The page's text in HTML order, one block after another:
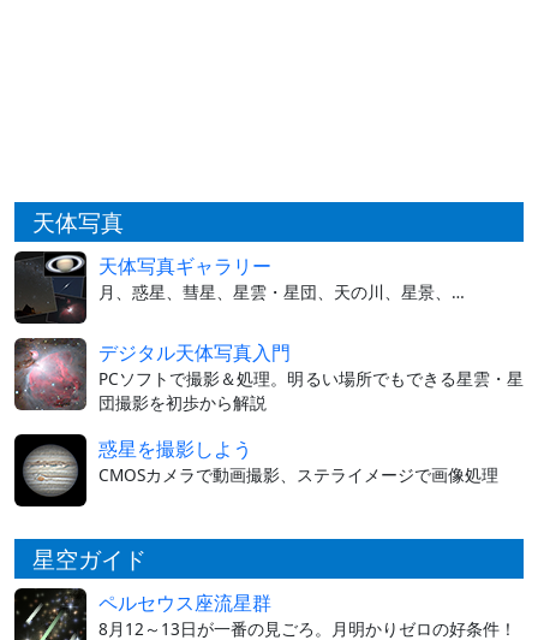
天体写真
天体写真ギャラリー
月、惑星、彗星、星雲・星団、天の川、星景、…
デジタル天体写真入門
PCソフトで撮影＆処理。明るい場所でもできる星雲・星
団撮影を初歩から解説
惑星を撮影しよう
CMOSカメラで動画撮影、ステライメージで画像処理
星空ガイド
ペルセウス座流星群
8月12～13日が一番の見ごろ。月明かりゼロの好条件！